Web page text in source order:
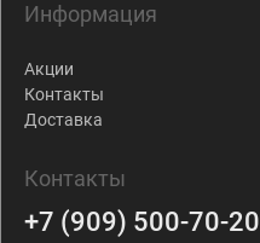
Информация
Акции
Контакты
Доставка
Контакты
+7 (909) 500-70-20